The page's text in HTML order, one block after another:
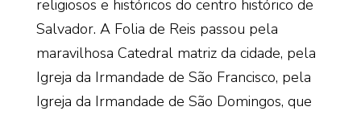
religiosos e históricos do centro histórico de
Salvador. A Folia de Reis passou pela
maravilhosa Catedral matriz da cidade, pela
Igreja da Irmandade de São Francisco, pela
Igreja da Irmandade de São Domingos, que